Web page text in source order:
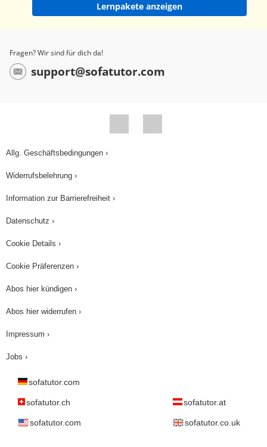
Lernpakete anzeigen
Fragen? Wir sind für dich da!
support@sofatutor.com
Allg. Geschäftsbedingungen ›
Widerrufsbelehrung ›
Information zur Barrierefreiheit ›
Datenschutz ›
Cookie Details ›
Cookie Präferenzen ›
Abos hier kündigen ›
Abos hier widerrufen ›
Impressum ›
Jobs ›
sofatutor.com
sofatutor.ch sofatutor.at
sofatutor.com sofatutor.co.uk